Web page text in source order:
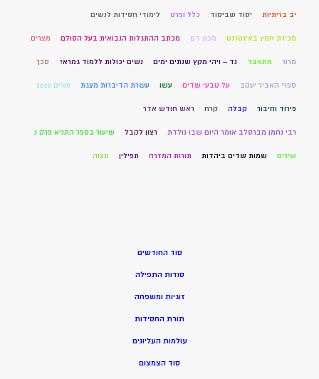
יב בריתיות יסוד שביסוד כלל ופרט לימודי חסידות לנשים
מכירת חמץ באינטרנט מכת דם מכתב ההתגלות הנבואית בעל הסולם מצרים
מרור מתאבד נד – ויהי מקץ שנתים ימים נשים יכולות ללמוד גמרא? סכך
ספרי האביר יעקב על טבעי שדים עשו עשרת הדיברות מצגת פורים 2015
פירוד וחיבור קבלה קרח ראש חודש אדר
רבי נחמן מברסלב אומר היום שבו נולדת רצון לקבל שיעור בספר התניא פרק נ
שירים שמות שדים ביהדות תורות המזרח תפילין תצוה
סוד החודשים
סודות התפילה
זוגיות ומשפחה
תורת החסידות
עולמות העליונים
סוד הצמצום